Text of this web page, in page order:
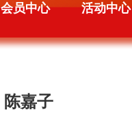
会员中心 活动中心
陈嘉子